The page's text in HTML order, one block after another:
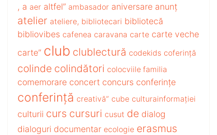
, a aer altfel” ambasador aniversare anunț
atelier ateliere, bibliotecari bibliotecă
bibliovibes cafenea caravana carte carte veche
carte” club clublectură codekids coferință
colinde colindători colocviile familia
comemorare concert concurs conferințe
conferință creativă” cube culturainformației
culturii curs cursuri cusut de dialog
dialoguri documentar ecologie erasmus